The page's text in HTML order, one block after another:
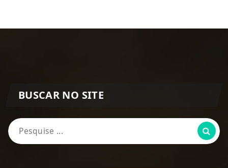
BUSCAR NO SITE
Pesquisa
por: